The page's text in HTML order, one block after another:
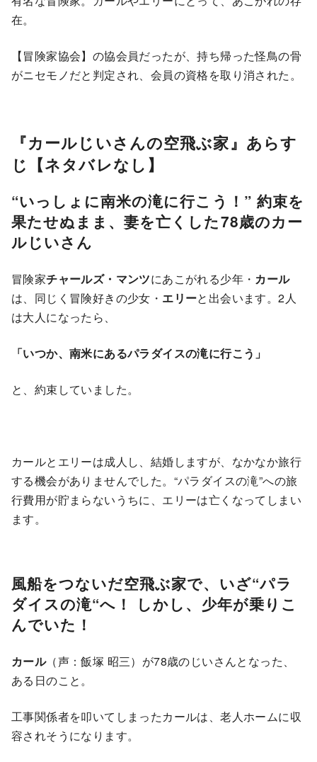
在。
【冒険家協会】の協会員だったが、持ち帰った怪鳥の骨
がニセモノだと判定され、会員の資格を取り消された。
『カールじいさんの空飛ぶ家』あらす
じ【ネタバレなし】
“いっしょに南米の滝に行こう！” 約束を
果たせぬまま、妻を亡くした78歳のカー
ルじいさん
冒険家チャールズ・マンツにあこがれる少年・ カール
は、同じく冒険好きの少女・ エリーと出会います。2人
は大人になったら、
「いつか、南米にあるパラダイスの滝に行こう」
と、約束していました。
カールとエリーは成人し、結婚しますが、なかなか旅行
する機会がありませんでした。“パラダイスの滝”への旅
行費用が貯まらないうちに、エリーは亡くなってしまい
ます。
風船をつないだ空飛ぶ家で、いざ“パラ
ダイスの滝“へ！ しかし、少年が乗りこ
んでいた！
カール（声：飯塚 昭三）が78歳のじいさんとなった、
ある日のこと。
工事関係者を叩いてしまったカールは、老人ホームに収
容されそうになります。